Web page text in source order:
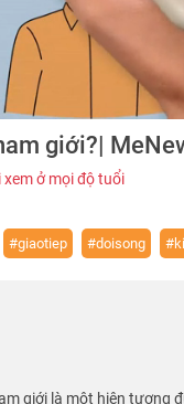
giới?|
ở mọi độ tuổi
#giaotiep #doisong
giới là một hiện tượng